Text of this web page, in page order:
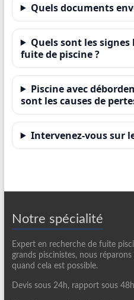
Quels documents
Quels sont les signes
fuite de piscine ?
Piscine avec
sont les causes de
Intervenez-vous sur
Notre spécialité
Expert en recherche de fuite
grands piscinistes, nous
quand cela est possible.
Devis sous 24h, rapport sous